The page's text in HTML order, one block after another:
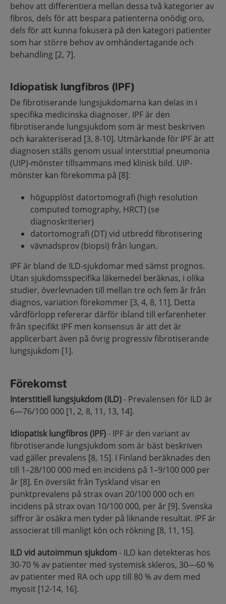
behov att differentiera mellan dessa två kategorier av
fibros, dels för att bespara patienterna onödig oro,
dels för att kunna fokusera på den kategori patienter
som har större behov av omhändertagande och
behandling [2, 7].
Idiopatisk lungfibros (IPF)
De fibrotiserande lungsjukdomarna kan delas in i
specifika medicinska diagnoser. IPF är den
fibrotiserande lungsjukdom som är mest beskriven
och karakteriserad [3, 8-10]. Utmärkande för IPF är att
diagnosen ställs genom usual interstitial pneumonia
(UIP)-mönster tillsammans med klinisk bild. UIP-
mönster kan förekomma på [8]:
högupplöst datortomografi (high resolution
computed tomography, HRCT) (se
diagnoskriterier)
datortomografi (DT) vid utbredd fibrotisering
vävnadsprov (biopsi) från lungan.
IPF är bland de ILD-sjukdomar med sämst prognos.
Utan sjukdomsspecifika läkemedel beräknas, i olika
studier, överlevnaden till mellan tre och fem år från
diagnos, variation förekommer [3, 4, 8, 11]. Detta
vårdförlopp refererar därför ibland till erfarenheter
från specifikt IPF men konsensus är att det är
applicerbart även på övrig progressiv fibrotiserande
lungsjukdom [1].
Förekomst
Interstitiell lungsjukdom (ILD)- Prevalensen för ILD är
6—76/100 000 [1, 2, 8, 11, 13, 14].
Idiopatisk lungfibros (IPF)- IPF är den variant av
fibrotiserande lungsjukdom som är bäst beskriven
vad gäller prevalens [8, 15]. I Finland beräknades den
till 1–28/100 000 med en incidens på 1–9/100 000 per
år [8]. En översikt från Tyskland visar en
punktprevalens på strax ovan 20/100 000 och en
incidens på strax ovan 10/100 000, per år [9]. Svenska
siffror är osäkra men tyder på liknande resultat. IPF är
associerat till manligt kön och rökning [8, 11, 15].
ILD vid autoimmun sjukdom- ILD kan detekteras hos
30-70 % av patienter med systemisk skleros, 30—60 %
av patienter med RA och upp till 80 % av dem med
myosit [12-14, 16].